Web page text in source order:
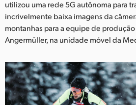
New Zealand
Norway
Poland
Portugal
Singapore
utilizou uma rede 5G autônoma para
incrivelmente baixa imagens da
montanhas para a equipe de
Angermüller, na unidade móvel da